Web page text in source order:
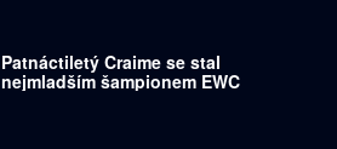
Patnáctiletý Craime se stal
nejmladším šampionem EWC